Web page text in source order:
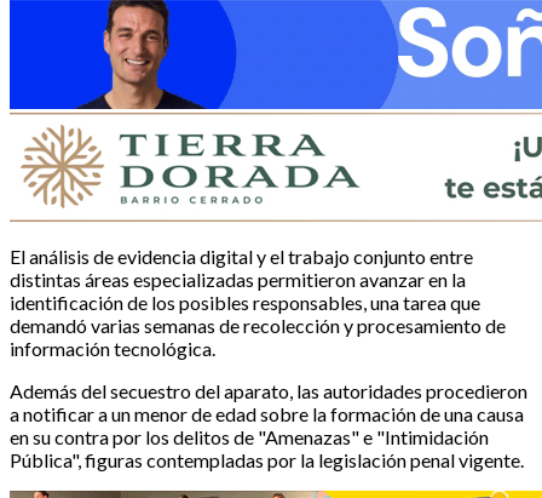
El análisis de evidencia digital y el trabajo conjunto entre
distintas áreas especializadas permitieron avanzar en la
identificación de los posibles responsables, una tarea que
demandó varias semanas de recolección y procesamiento de
información tecnológica.
Además del secuestro del aparato, las autoridades procedieron
a notificar a un menor de edad sobre la formación de una causa
en su contra por los delitos de "Amenazas" e "Intimidación
Pública", figuras contempladas por la legislación penal vigente.